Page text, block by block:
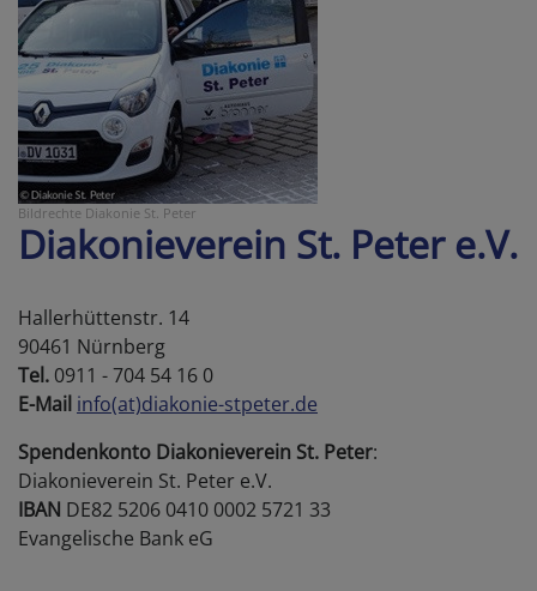
Bildrechte Diakonie St. Peter
Diakonieverein St. Peter e.V.
Hallerhüttenstr. 14
90461 Nürnberg
Tel. 0911 - 704 54 16 0
E-Mail info(at)diakonie-stpeter.de
Spendenkonto Diakonieverein St. Peter:
Diakonieverein St. Peter e.V.
IBAN DE82 5206 0410 0002 5721 33
Evangelische Bank eG